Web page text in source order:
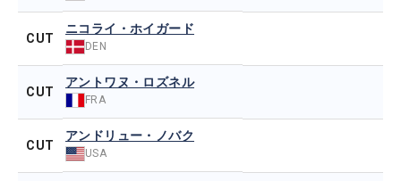
CUT
ニコライ・ホイガード
DEN
CUT
アントワヌ・ロズネル
FRA
CUT
アンドリュー・ノバク
USA